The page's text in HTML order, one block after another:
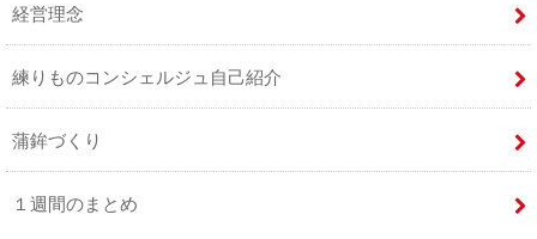
経営理念
練りものコンシェルジュ自己紹介
蒲鉾づくり
１週間のまとめ